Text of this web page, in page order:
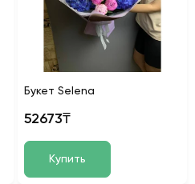
Букет Selena
52673₸
Купить